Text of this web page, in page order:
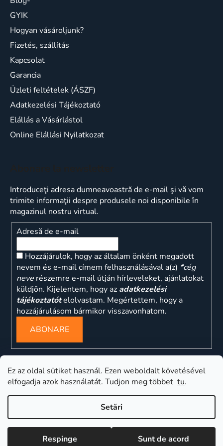
Ez az oldal sütiket használ. Ezen weboldalt követésével
elfogadja azok használatát. Tudjon meg többet tu.
Setări
Respinge Sunt de acord
GYIK
Hogyan vásároljunk?
Fizetés, szállítás
Kapcsolat
Garancia
Üzleti feltételek (ÁSZF)
Adatkezelési Tájékoztató
Elállás a Vásárlástol
Online Elállási Nyilatkozat
Introduceţi adresa dumneavoastră de e-mail şi vă vom
trimite informaţii despre produsele noi disponibile în
magazinul nostru virtual.
Adresă de e-mail
Hozzájárulok, hogy az általam önként megadott
nevem és e-mail címem felhasználásával a(z) *cég
neve részemre e-mail útján hírleveleket, ajánlatokat
küldjön. Kijelentem, hogy az adatkezelési
tájékoztatótelolvastam. Megértettem, hogy a
hozzájárulásom bármikor visszavonhatom.
ABONARE
ns
Creat de Shoptet
Drepturi de autor 2026
PARFÜME s.r.o. Toate